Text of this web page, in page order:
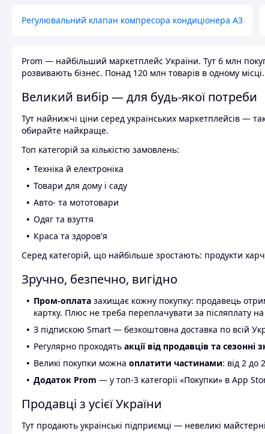
Регулювальний клапан компресора кондиціонера А3
Prom — найбільший маркетплейс України. Тут 6 млн
розвивають бізнес. Понад 120 млн товарів в одному місці.
Великий вибір — для будь-якої потреби
Тут найнижчі ціни серед українських маркетплейсів —
обирайте найкраще.
Топ категорій за кількістю замовлень:
Техніка й електроніка
Товари для дому і саду
Авто- та мототовари
Одяг та взуття
Краса та здоров'я
Серед категорій, що найбільше зростають: продукти
Зручно, безпечно, вигідно
Пром-оплата захищає кожну покупку: продавець
картку. Плюс не треба переплачувати за післяплату
З підпискою Smart — безкоштовна доставка по всій
Регулярно проходять акції від продавців та сезонні
Великі покупки можна оплатити частинами: від 2 до
Додаток Prom — у топ-3 категорії «Покупки» в App
Продавці з усієї України
Тут продають українські підприємці — невеликі